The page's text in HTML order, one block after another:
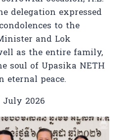
delegation expressed
to the
and Lok
as the entire family,
soul of Upasika NETH
eternal peace.
July 2026